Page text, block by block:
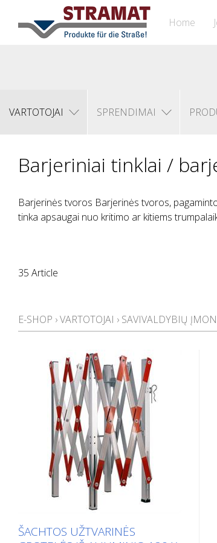
Home
VARTOTOJAI SPRENDIMAI
Barjeriniai tinklai /
Barjerinės tvoros Barjerinės tvoros,
tinka apsaugai nuo kritimo ar kitiems
35 Article
E-SHOP ›VARTOTOJAI › SAVIVALDYBIŲ
ŠACHTOS UŽTVARINĖS